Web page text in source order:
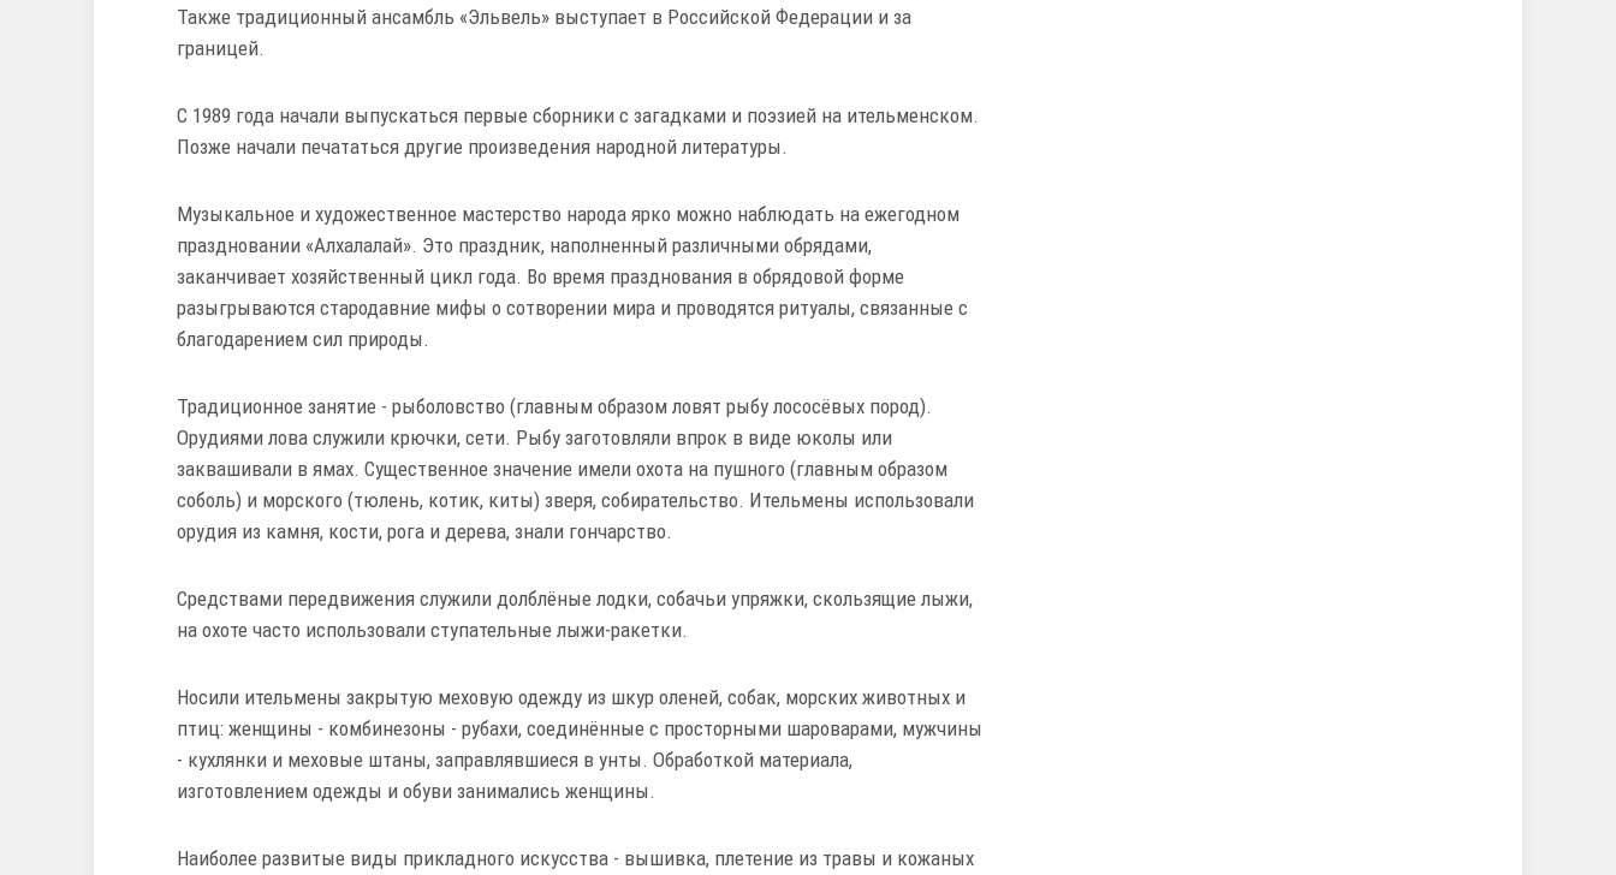
Также традиционный ансамбль «Эльвель» выступает в Российской Федерации и за
границей.
С 1989 года начали выпускаться первые сборники с загадками и поэзией на ительменском.
Позже начали печататься другие произведения народной литературы.
Музыкальное и художественное мастерство народа ярко можно наблюдать на ежегодном
праздновании «Алхалалай». Это праздник, наполненный различными обрядами,
заканчивает хозяйственный цикл года. Во время празднования в обрядовой форме
разыгрываются стародавние мифы о сотворении мира и проводятся ритуалы, связанные с
благодарением сил природы.
Традиционное занятие - рыболовство (главным образом ловят рыбу лососёвых пород).
Орудиями лова служили крючки, сети. Рыбу заготовляли впрок в виде юколы или
заквашивали в ямах. Существенное значение имели охота на пушного (главным образом
соболь) и морского (тюлень, котик, киты) зверя, собирательство. Ительмены использовали
орудия из камня, кости, рога и дерева, знали гончарство.
Средствами передвижения служили долблёные лодки, собачьи упряжки, скользящие лыжи,
на охоте часто использовали ступательные лыжи-ракетки.
Носили ительмены закрытую меховую одежду из шкур оленей, собак, морских животных и
птиц: женщины - комбинезоны - рубахи, соединённые с просторными шароварами, мужчины
- кухлянки и меховые штаны, заправлявшиеся в унты. Обработкой материала,
изготовлением одежды и обуви занимались женщины.
Наиболее развитые виды прикладного искусства - вышивка, плетение из травы и кожаных